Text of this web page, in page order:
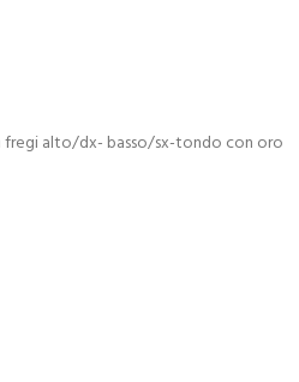
fregi alto/dx- basso/sx-tondo con oro